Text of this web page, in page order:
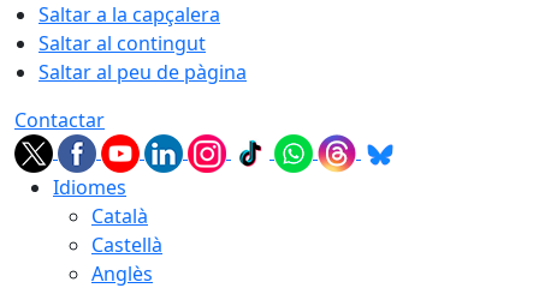
Saltar a la capçalera
Saltar al contingut
Saltar al peu de pàgina
Contactar
Idiomes
Català
Castellà
Anglès